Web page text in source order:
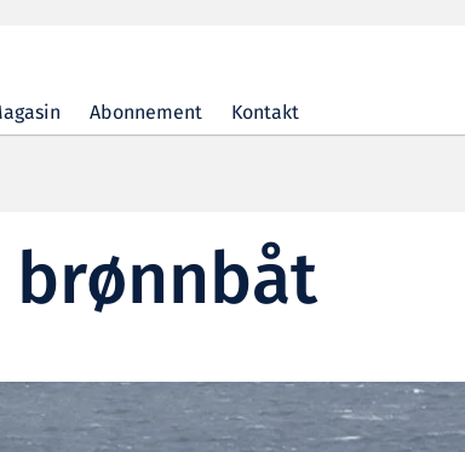
Abonnement Kontakt
brønnbåt